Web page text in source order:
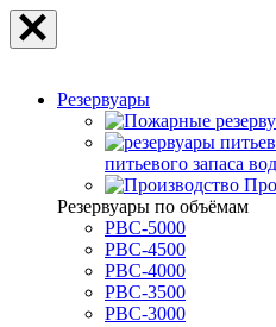
Резервуары
питьевого запаса
Резервуары по объёмам
РВС-5000
РВС-4500
РВС-4000
РВС-3500
РВС-3000